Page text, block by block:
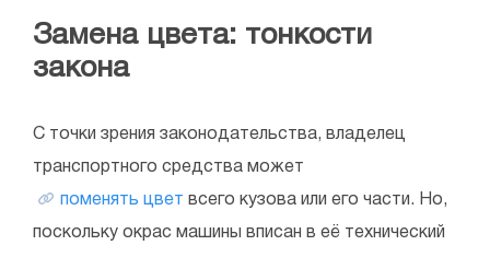
Замена цвета: тонкости
закона
С точки зрения законодательства, владелец
транспортного средства может
поменять цвет всего кузова или его части. Но,
поскольку окрас машины вписан в её технический